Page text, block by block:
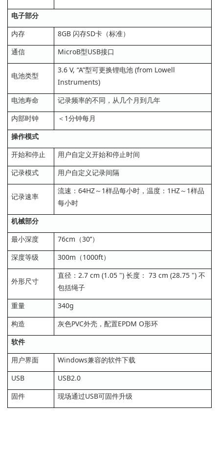
电子部分
内存
8GB 闪存SD卡（标准）
通信
MicroB型USB接口
电池类型
3.6 V, “A”型可更换锂电池 (from Lowell
Instruments)
电池寿命
记录频率的不同，从几个月到几年
内部时钟
＜1分钟每月
操作模式
开始和停止
用户自定义开始和停止时间
记录模式
用户自定义记录间隔
记录速率
流速：64HZ～1样品每小时，温度：1HZ～1样品
每小时
机械部分
最小深度
76cm（30’’）
深度等级
300m（1000ft）
外形尺寸
直径：2.7 cm (1.05 ") 长度： 73 cm (28.75 ") 不
包括绳子
重量
340g
构造
灰色PVC外壳，配置EPDM O形环
软件
用户界面
Windows兼容的软件下载
USB
USB2.0
固件
现场通过USB可固件升级